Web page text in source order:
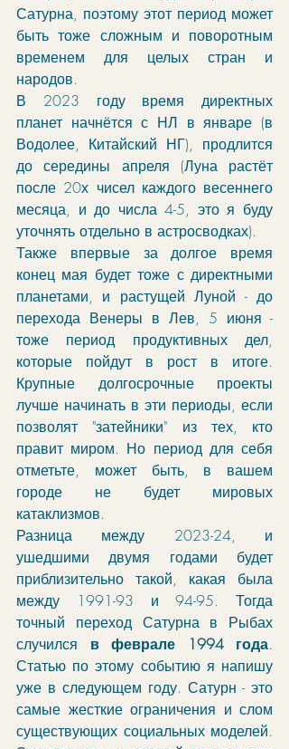
Сатурна, поэтому этот период может
быть тоже сложным и поворотным
временем для целых стран и
народов.
В 2023 году время директных
планет начнётся с НЛ в январе (в
Водолее, Китайский НГ), продлится
до середины апреля (Луна растёт
после 20х чисел каждого весеннего
месяца, и до числа 4-5, это я буду
уточнять отдельно в астросводках).
Также впервые за долгое время
конец мая будет тоже с директными
планетами, и растущей Луной - до
перехода Венеры в Лев, 5 июня -
тоже период продуктивных дел,
которые пойдут в рост в итоге.
Крупные долгосрочные проекты
лучше начинать в эти периоды, если
позволят "затейники" из тех, кто
правит миром. Но период для себя
отметьте, может быть, в вашем
городе не будет мировых
катаклизмов.
Разница между 2023-24, и
ушедшими двумя годами будет
приблизительно такой, какая была
между 1991-93 и 94-95. Тогда
точный переход Сатурна в Рыбах
случился в феврале 1994 года.
Статью по этому событию я напишу
уже в следующем году. Сатурн - это
самые жесткие ограничения и слом
существующих социальных моделей.